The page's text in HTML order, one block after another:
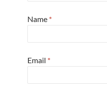
Name *
Email *